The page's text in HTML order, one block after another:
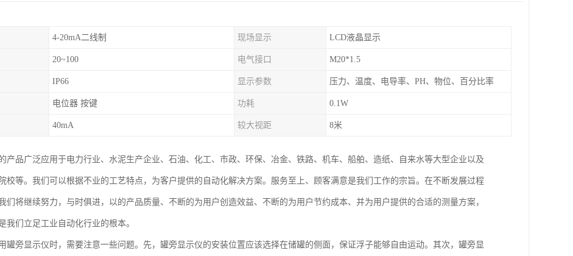
4-20mA二线制 现场显示 LCD液晶显示
20~100 电气接口 M20*1.5
IP66 显示参数 压力、温度、电导率、PH、物位、百分比率
电位器 按键 功耗 0.1W
40mA 较大视距 8米
产品广泛应用于电力行业、水泥生产企业、石油、化工、市政、环保、冶金、铁路、机车、船舶、造纸、自来水等大型企业以及
校等。我们可以根据不业的工艺特点，为客户提供的自动化解决方案。服务至上、顾客满意是我们工作的宗旨。在不断发展过程
们将继续努力，与时俱进，以的产品质量、不断的为用户创造效益、不断的为用户节约成本、并为用户提供的合适的测量方案，
我们立足工业自动化行业的根本。
罐旁显示仪时，需要注意一些问题。先，罐旁显示仪的安装位置应该选择在储罐的侧面，保证浮子能够自由运动。其次，罐旁显